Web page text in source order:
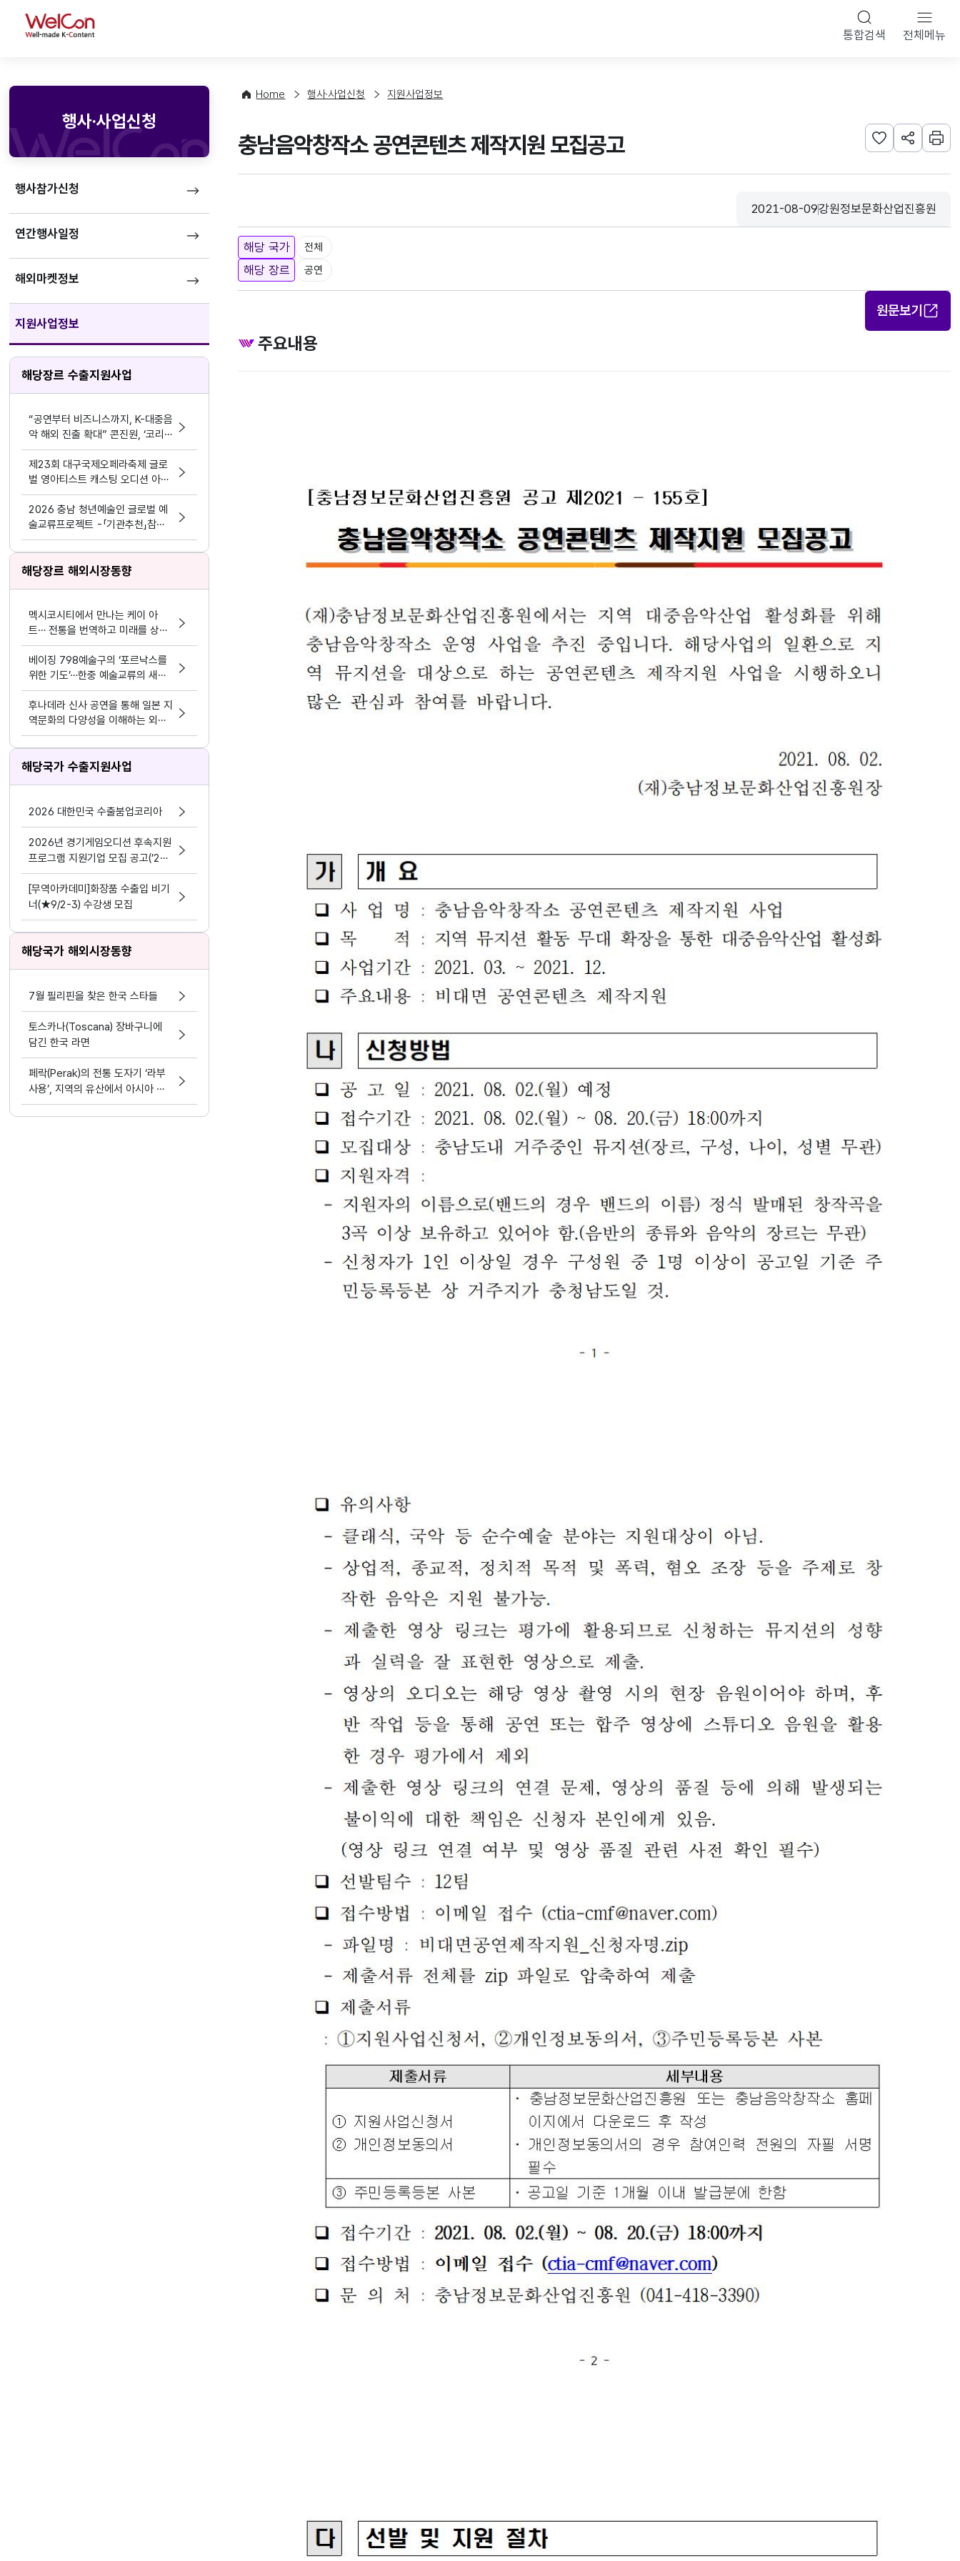
WelCon 통합검색 전체메뉴
행사·사업신청
행사참가신청
연간행사일정
해외마켓정보
지원사업정보
해당장르 수출지원사업
“공연부터 비즈니스까지, K-대중음
악 해외 진출 확대” 콘진원, ‘코리
아 스포트라이트 @인도네시아’ 개
최
제23회 대구국제오페라축제 글로
벌 영아티스트 캐스팅 오디션 아리
아 부문 참가자 공고
2026 충남 청년예술인 글로벌 예
술교류프로젝트 -「기관추천」참여
자 추가모집 공고
해당장르 해외시장동향
멕시코시티에서 만나는 케이 아
트… 전통을 번역하고 미래를 상상
하다
베이징 798예술구의 ‘포르낙스를
위한 기도’…한중 예술교류의 새로
운 접점
후나데라 신사 공연을 통해 일본 지
역문화의 다양성을 이해하는 외국
인 유학생들
해당국가 수출지원사업
2026 대한민국 수출붐업코리아
2026년 경기게임오디션 후속지원
프로그램 지원기업 모집 공고(’24
~’25년 선정기업 대상)
[무역아카데미]화장품 수출입 비기
너(★9/2-3) 수강생 모집
해당국가 해외시장동향
7월 필리핀을 찾은 한국 스타들
토스카나(Toscana) 장바구니에
담긴 한국 라면
페락(Perak)의 전통 도자기 ‘라부
사용’, 지역의 유산에서 아시아 문
화 교류의 가능성으로
Home 행사·사업신청 지원사업정보
충남음악창작소 공연콘텐츠 제작지원 모집공고 관심사 등록하기
URL 공유하
인쇄
등록일
2021-08-09
수집기관
강원정보문화산업진흥원
해당 국가 전체
해당 장르 공연
원문보기
주요내용